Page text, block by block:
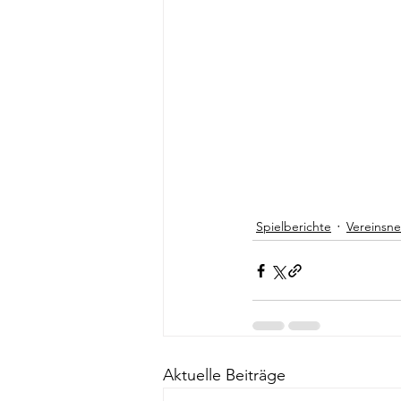
Spielberichte
Aktuelle Beiträge